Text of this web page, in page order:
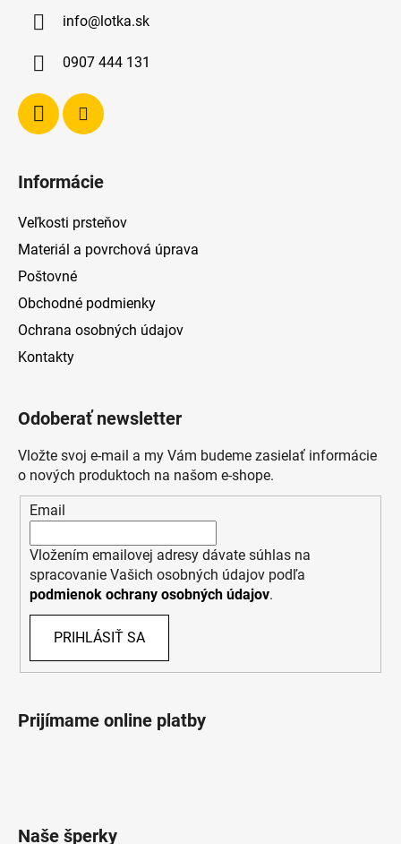
info@lotka.sk
0907 444 131
Informácie
Veľkosti prsteňov
Materiál a povrchová úprava
Poštovné
Obchodné podmienky
Ochrana osobných údajov
Kontakty
Odoberať newsletter
Vložte svoj e-mail a my Vám budeme zasielať informácie
o nových produktoch na našom e-shope.
Email
Vložením emailovej adresy dávate súhlas na
spracovanie Vašich osobných údajov podľa
podmienok ochrany osobných údajov.
PRIHLÁSIŤ SA
Prijímame online platby
Naše šperky